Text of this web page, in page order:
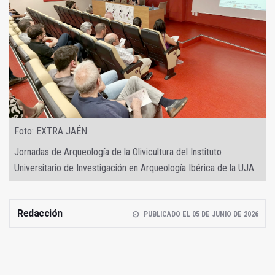
Foto: EXTRA JAÉN
Jornadas de Arqueología de la Olivicultura del Instituto
Universitario de Investigación en Arqueología Ibérica de la UJA
Redacción PUBLICADO EL 05 DE JUNIO DE 2026